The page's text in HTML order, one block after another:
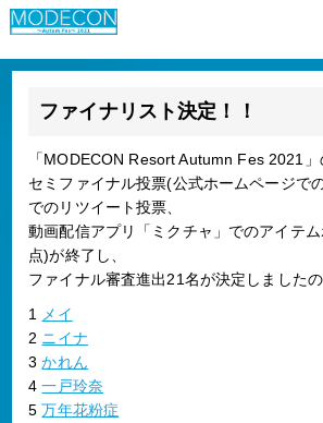
ファイナリスト決定！！
「MODECON Resort Autumn Fes 2021」
セミファイナル投票(公式ホームページで
でのリツイート投票、
動画配信アプリ「ミクチャ」でのアイテ
点)が終了し、
ファイナル審査進出21名が決定しましたの
1
メイ
2 ニイナ
3かれん
4一戸玲奈
5万年花粉症